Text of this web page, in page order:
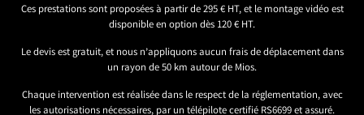
Ces prestations sont proposées à partir de 295 € HT, et le montage vidéo est
disponible en option dès 120 € HT.
Le devis est gratuit, et nous n’appliquons aucun frais de déplacement dans
un rayon de 50 km autour de Mios.
Chaque intervention est réalisée dans le respect de la réglementation, avec
les autorisations nécessaires, par un télépilote certifié RS6699 et assuré.